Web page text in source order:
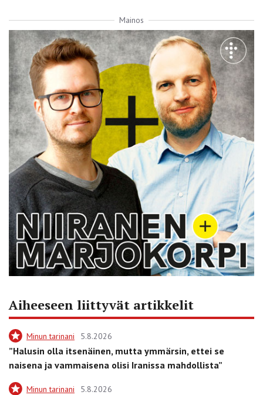
Mainos
Aiheeseen liittyvät artikkelit
Minun tarinani 5.8.2026
”Halusin olla itsenäinen, mutta ymmärsin, ettei se
naisena ja vammaisena olisi Iranissa mahdollista”
Minun tarinani 5.8.2026